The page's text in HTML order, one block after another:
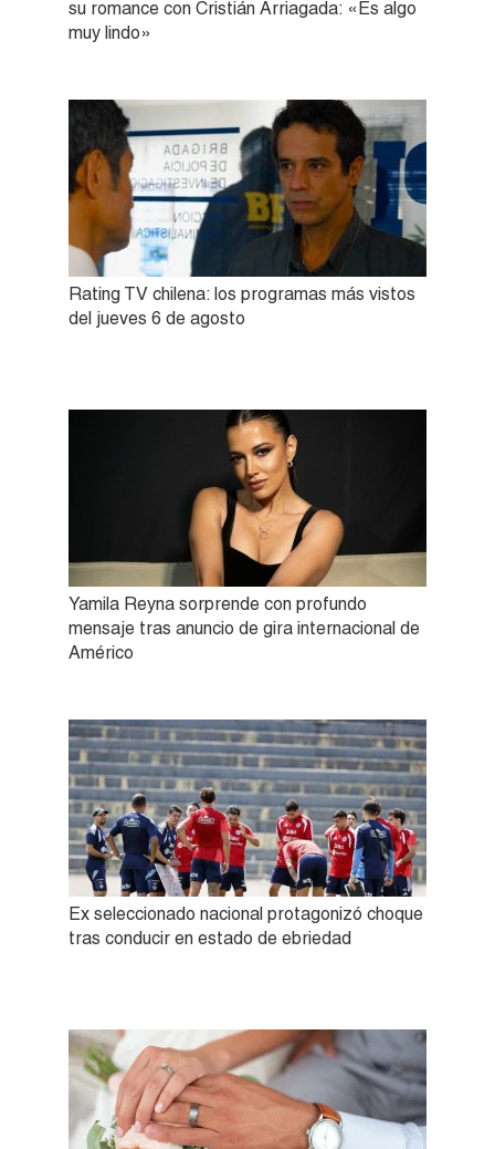
su romance con Cristián Arriagada: «Es algo
muy lindo»
Rating TV chilena: los programas más vistos
del jueves 6 de agosto
Yamila Reyna sorprende con profundo
mensaje tras anuncio de gira internacional de
Américo
Ex seleccionado nacional protagonizó choque
tras conducir en estado de ebriedad